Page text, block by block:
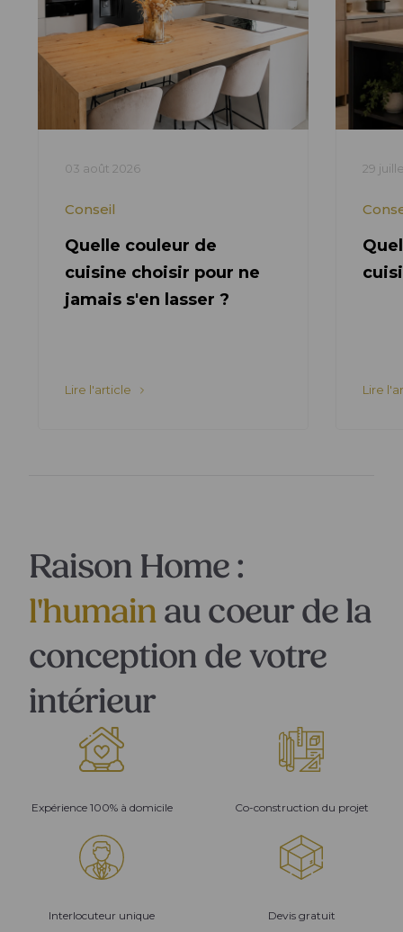
03 août 2026
Conseil
Quelle couleur de
cuisine choisir pour ne
jamais s'en lasser ?
Lire l'article
29
Lire
Raison Home :
l'humain au coeur de la
conception de votre
intérieur
Expérience 100% à domicile Co-construction du projet
Interlocuteur unique Devis gratuit